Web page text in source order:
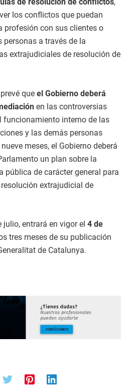
los conflictos que puedan
profesión con sus clientes o
a través de la
extrajudiciales de resolución de
que el Gobierno deberá
en las controversias
funcionamiento interno de las
y las demás personas
meses, el Gobierno deberá
un plan sobre la
pública de carácter general para
extrajudicial de
entrará en vigor el 4 de
tres meses de su publicación
de Catalunya.